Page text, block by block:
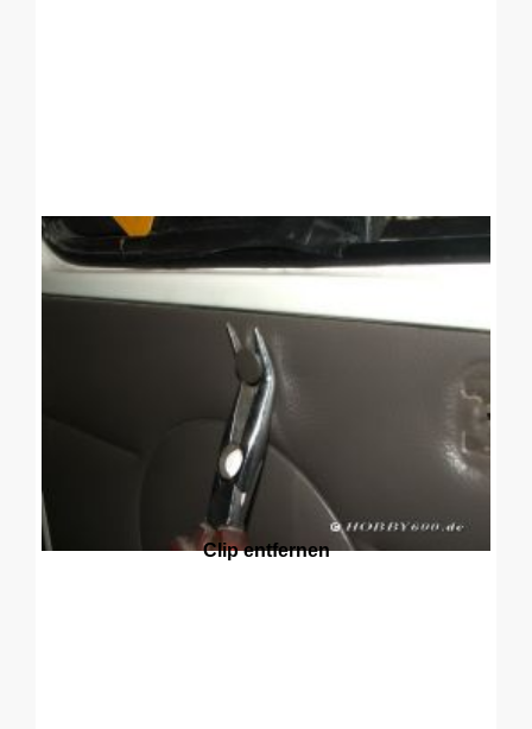
Clip entfernen